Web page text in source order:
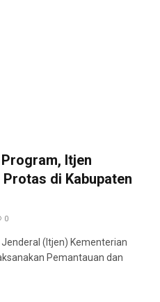
Itjen
di Kabupaten
0
(Itjen) Kementerian
Pemantauan dan